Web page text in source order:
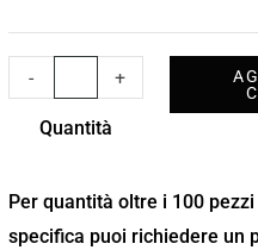
- +
Quantità
Per quantità oltre i 100
specifica puoi richiedere un